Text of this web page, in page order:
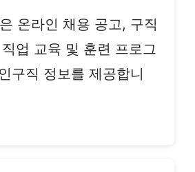
온라인 채용 공고, 구직
업 교육 및 훈련 프로그
구직 정보를 제공합니